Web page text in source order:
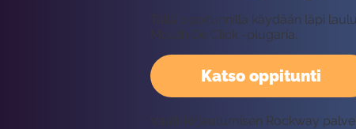
Katso oppitunti
Tällä oppitunnilla käydään läpi
Mouth De Click -plugaria.
Vaatii kirjautumisen Rockway